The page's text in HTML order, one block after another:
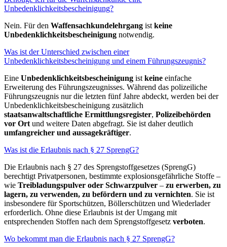
Unbedenklichkeitsbescheinigung?
Nein. Für den Waffensachkundelehrgang ist keine
Unbedenklichkeitsbescheinigung notwendig.
Was ist der Unterschied zwischen einer
Unbedenklichkeitsbescheinigung und einem Führungszeugnis?
Eine Unbedenklichkeitsbescheinigung ist keine einfache
Erweiterung des Führungszeugnisses. Während das polizeiliche
Führungszeugnis nur die letzten fünf Jahre abdeckt, werden bei der
Unbedenklichkeitsbescheinigung zusätzlich
staatsanwaltschaftliche Ermittlungsregister, Polizeibehörden
vor Ort und weitere Daten abgefragt. Sie ist daher deutlich
umfangreicher und aussagekräftiger.
Was ist die Erlaubnis nach § 27 SprengG?
Die Erlaubnis nach § 27 des Sprengstoffgesetzes (SprengG)
berechtigt Privatpersonen, bestimmte explosionsgefährliche Stoffe –
wie Treibladungspulver oder Schwarzpulver – zu erwerben, zu
lagern, zu verwenden, zu befördern und zu vernichten. Sie ist
insbesondere für Sportschützen, Böllerschützen und Wiederlader
erforderlich. Ohne diese Erlaubnis ist der Umgang mit
entsprechenden Stoffen nach dem Sprengstoffgesetz verboten.
Wo bekommt man die Erlaubnis nach § 27 SprengG?